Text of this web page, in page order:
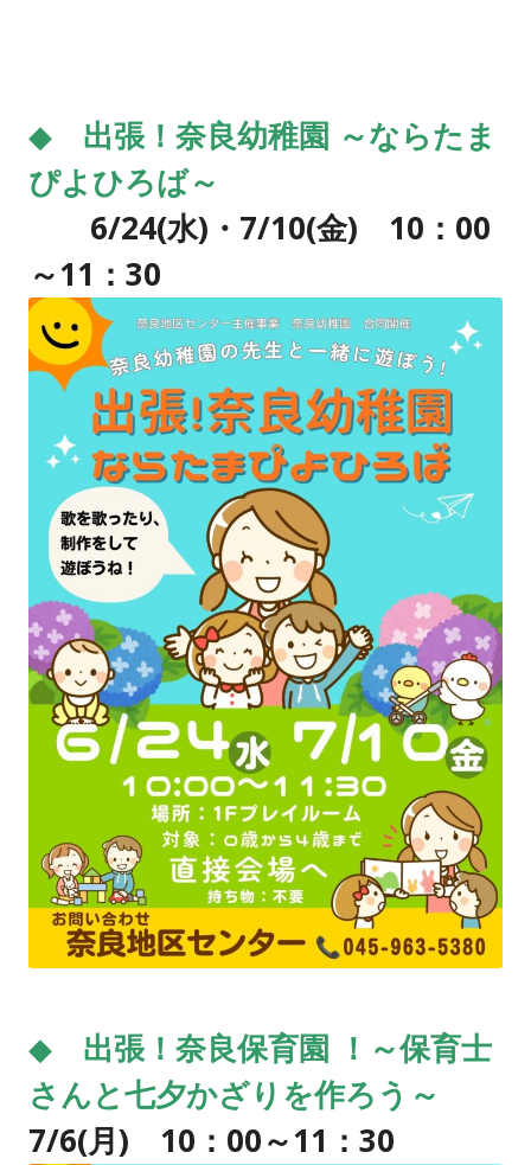
◆ 出張！奈良幼稚園 ～ならたま
ぴよひろば～
6/24(水)・7/10(金) 10：00
～11：30
◆ 出張！奈良保育園 ！～保育士
さんと七夕かざりを作ろう～
7/6(月) 10：00～11：30